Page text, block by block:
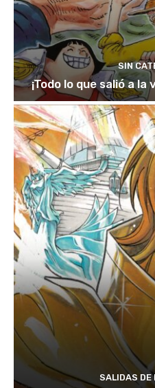
SIN
¡Todo lo que salió a la
SALIDAS DE